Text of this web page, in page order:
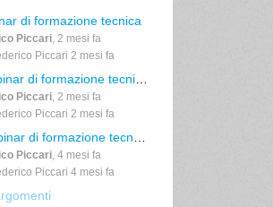
di formazione tecnica
Piccari, 2 mesi fa
Piccari 2 mesi fa
Giugno 2026: webinar di formazione tecnica
Piccari, 2 mesi fa
Piccari 2 mesi fa
Piccari, 4 mesi fa
Piccari 4 mesi fa